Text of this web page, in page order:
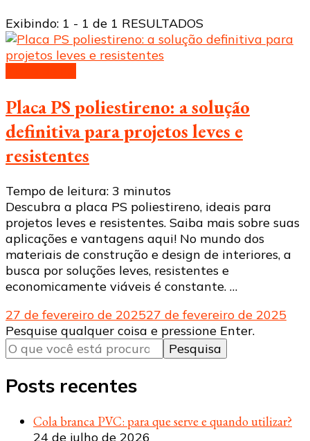
Exibindo: 1 - 1 de 1 RESULTADOS
Placa PS poliestireno: a solução
definitiva para projetos leves e
resistentes
Tempo de leitura: 3 minutos
Descubra a placa PS poliestireno, ideais para
projetos leves e resistentes. Saiba mais sobre suas
aplicações e vantagens aqui! No mundo dos
materiais de construção e design de interiores, a
busca por soluções leves, resistentes e
economicamente viáveis ​​é constante. …
27 de fevereiro de 202527 de fevereiro de 2025
Procurando
algo?
Pesquise qualquer coisa e pressione Enter.
Posts recentes
Cola branca PVC: para que serve e quando utilizar?
24 de julho de 2026